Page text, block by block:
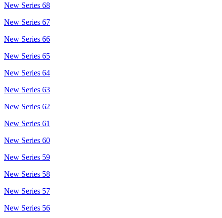
New Series 68
New Series 67
New Series 66
New Series 65
New Series 64
New Series 63
New Series 62
New Series 61
New Series 60
New Series 59
New Series 58
New Series 57
New Series 56